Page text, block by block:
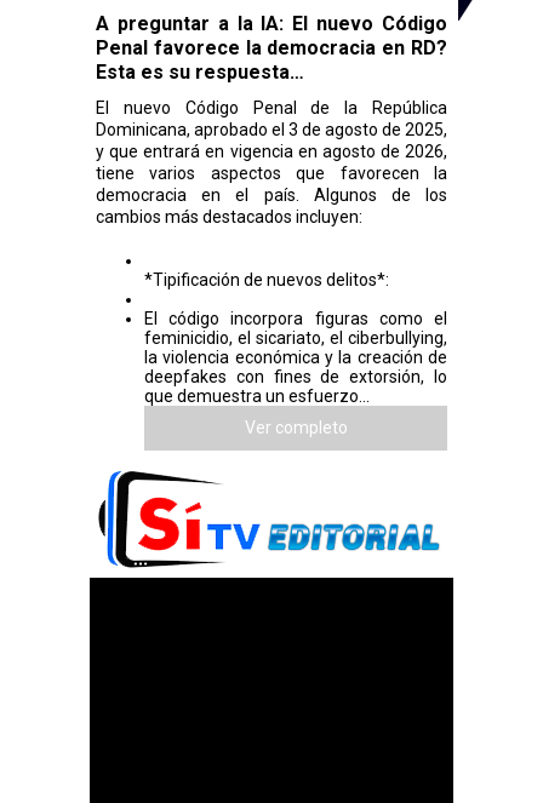
A preguntar a la IA: El nuevo Código
Penal favorece la democracia en RD?
Esta es su respuesta…
El nuevo Código Penal de la República
Dominicana, aprobado el 3 de agosto de 2025,
y que entrará en vigencia en agosto de 2026,
tiene varios aspectos que favorecen la
democracia en el país. Algunos de los
cambios más destacados incluyen:
*Tipificación de nuevos delitos*:
El código incorpora figuras como el
feminicidio, el sicariato, el ciberbullying,
la violencia económica y la creación de
deepfakes con fines de extorsión, lo
que demuestra un esfuerzo...
Ver completo